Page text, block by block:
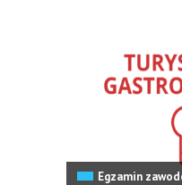
Egzamin